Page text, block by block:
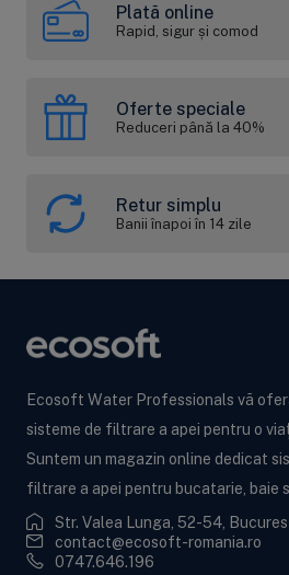
Plată online
Rapid, sigur și comod
Oferte speciale
Reduceri până la 40%
Retur simplu
Banii înapoi în 14 zile
Ecosoft Water Professionals vă
sisteme de filtrare a apei pentru o
Suntem un magazin online dedicat
filtrare a apei pentru bucatarie, baie
Str. Valea Lunga, 52-54,
contact@ecosoft-romania.ro
0747.646.196